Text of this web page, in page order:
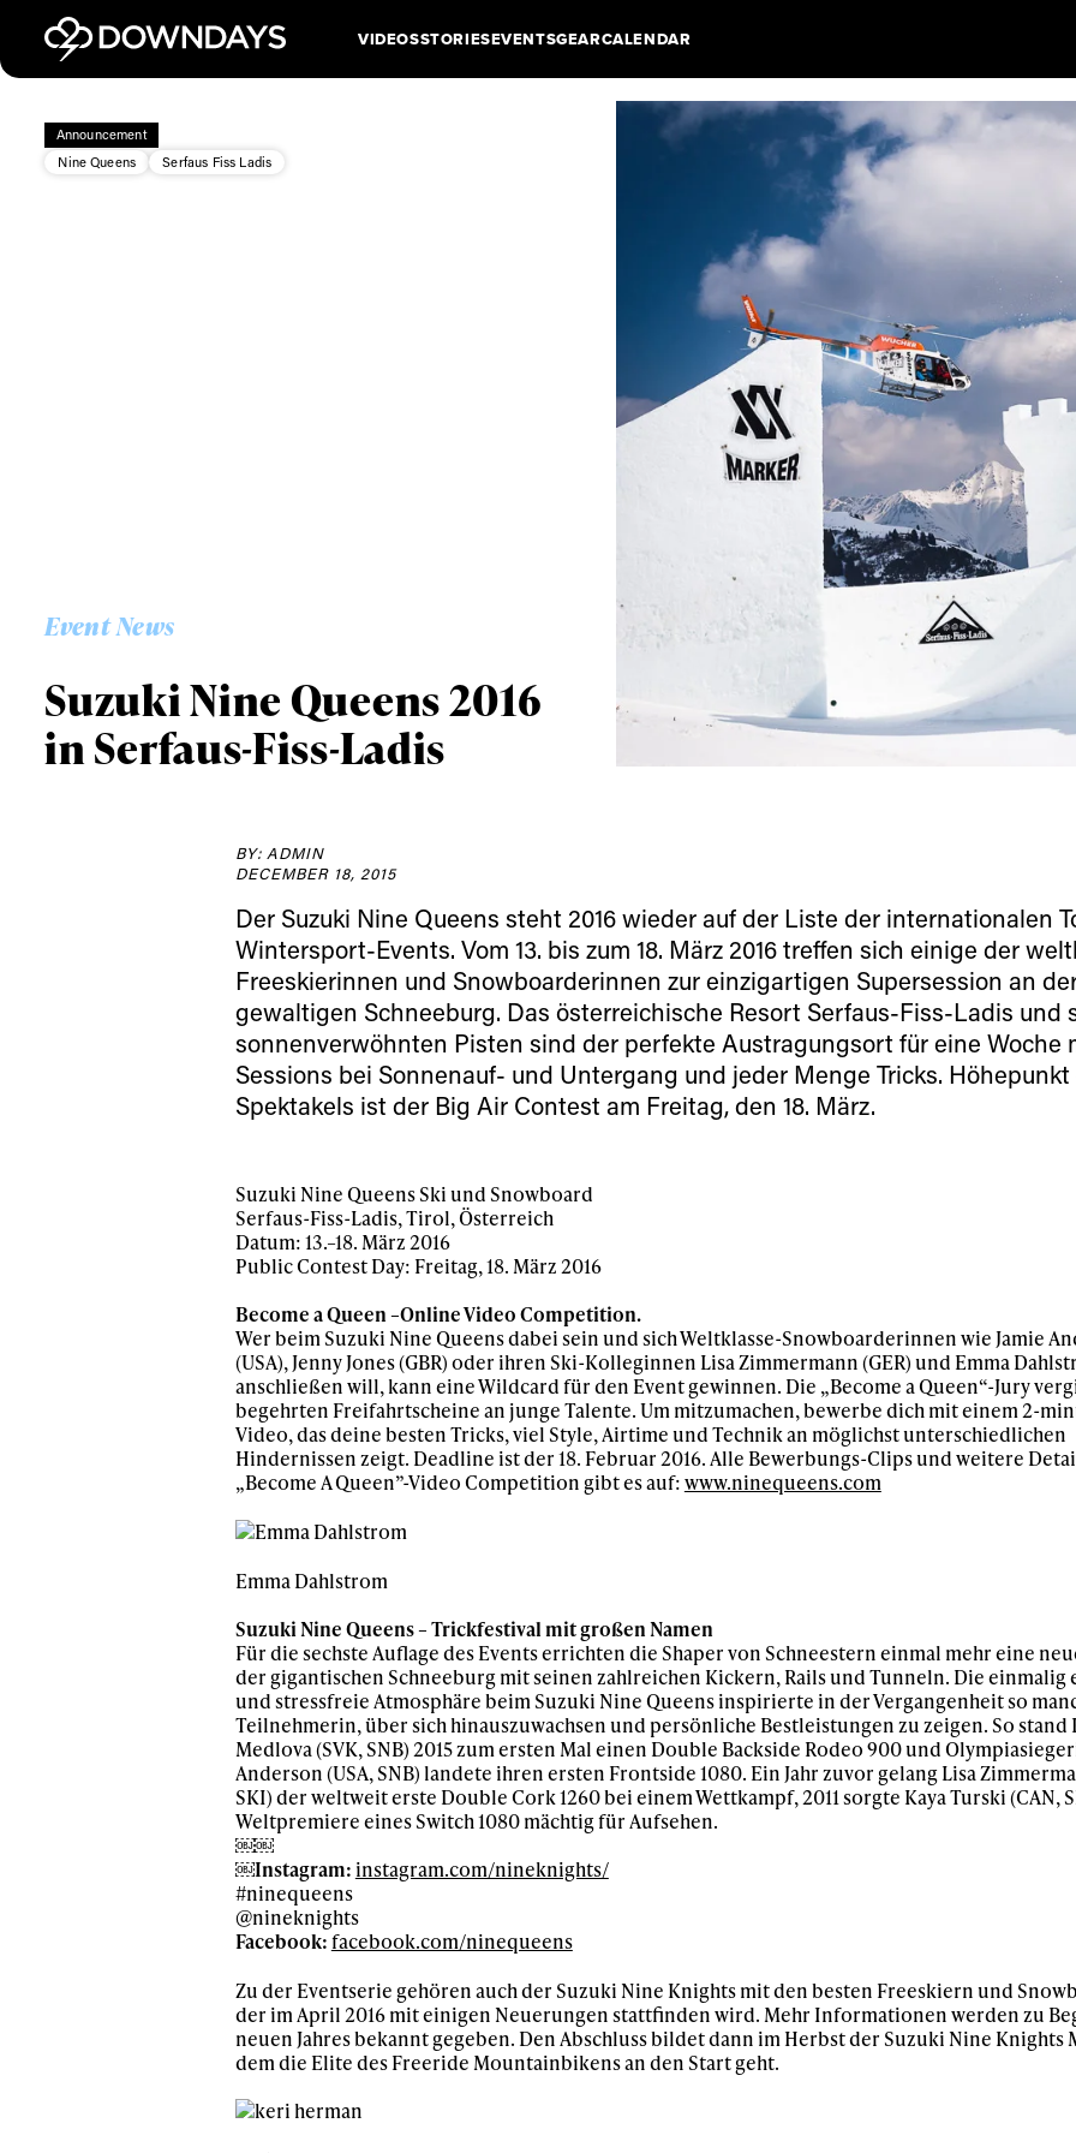
VIDEOSSTORIESEVENTSGEARCALENDAR
Announcement
Nine Queens
Serfaus Fiss Ladis
Event News
Suzuki Nine Queens 2016
in Serfaus-Fiss-Ladis
BY: ADMIN
DECEMBER 18, 2015
Der Suzuki Nine Queens steht 2016 wieder auf der Liste der internationalen
Wintersport-Events. Vom 13. bis zum 18. März 2016 treffen sich einige der
Freeskierinnen und Snowboarderinnen zur einzigartigen Supersession an
gewaltigen Schneeburg. Das österreichische Resort Serfaus-Fiss-Ladis und
sonnenverwöhnten Pisten sind der perfekte Austragungsort für eine Woche
Sessions bei Sonnenauf- und Untergang und jeder Menge Tricks. Höhepunkt
Spektakels ist der Big Air Contest am Freitag, den 18. März.
Suzuki Nine Queens Ski und Snowboard
Serfaus-Fiss-Ladis, Tirol, Österreich
Datum: 13.–18. März 2016
Public Contest Day: Freitag, 18. März 2016
Become a Queen –Online Video Competition.
Wer beim Suzuki Nine Queens dabei sein und sich Weltklasse-Snowboarderinnen wie Jamie
(USA), Jenny Jones (GBR) oder ihren Ski-Kolleginnen Lisa Zimmermann (GER) und Emma
anschließen will, kann eine Wildcard für den Event gewinnen. Die „Become a Queen“-Jury
begehrten Freifahrtscheine an junge Talente. Um mitzumachen, bewerbe dich mit einem 2-
Video, das deine besten Tricks, viel Style, Airtime und Technik an möglichst unterschiedlichen
Hindernissen zeigt. Deadline ist der 18. Februar 2016. Alle Bewerbungs-Clips und weitere
„Become A Queen”-Video Competition gibt es auf:www.ninequeens.com
Emma Dahlstrom
Suzuki Nine Queens – Trickfestival mit großen Namen
Für die sechste Auflage des Events errichten die Shaper von Schneestern einmal mehr eine
der gigantischen Schneeburg mit seinen zahlreichen Kickern, Rails und Tunneln. Die einmalig
und stressfreie Atmosphäre beim Suzuki Nine Queens inspirierte in der Vergangenheit so
Teilnehmerin, über sich hinauszuwachsen und persönliche Bestleistungen zu zeigen. So stand
Medlova (SVK, SNB) 2015 zum ersten Mal einen Double Backside Rodeo 900 und
Anderson (USA, SNB) landete ihren ersten Frontside 1080. Ein Jahr zuvor gelang Lisa
SKI) der weltweit erste Double Cork 1260 bei einem Wettkampf, 2011 sorgte Kaya Turski (CAN,
Weltpremiere eines Switch 1080 mächtig für Aufsehen.
￼￼
￼Instagram: instagram.com/nineknights/
#ninequeens
@nineknights
Facebook:facebook.com/ninequeens
Zu der Eventserie gehören auch der Suzuki Nine Knights mit den besten Freeskiern und
der im April 2016 mit einigen Neuerungen stattfinden wird. Mehr Informationen werden zu
neuen Jahres bekannt gegeben. Den Abschluss bildet dann im Herbst der Suzuki Nine Knights
dem die Elite des Freeride Mountainbikens an den Start geht.
Always get
first tracks
Sign up to our newsletter to stay up-to-
date on the latest news, videos and
First Name Last